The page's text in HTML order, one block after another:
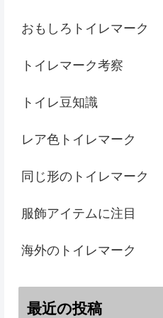
おもしろトイレマーク
トイレマーク考察
トイレ豆知識
レア色トイレマーク
同じ形のトイレマーク
服飾アイテムに注目
海外のトイレマーク
最近の投稿